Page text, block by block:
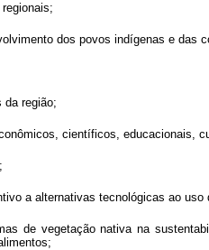
dos povos indígenas e das
da região;
científicos, educacionais,
a alternativas tecnológicas ao uso
de vegetação nativa na